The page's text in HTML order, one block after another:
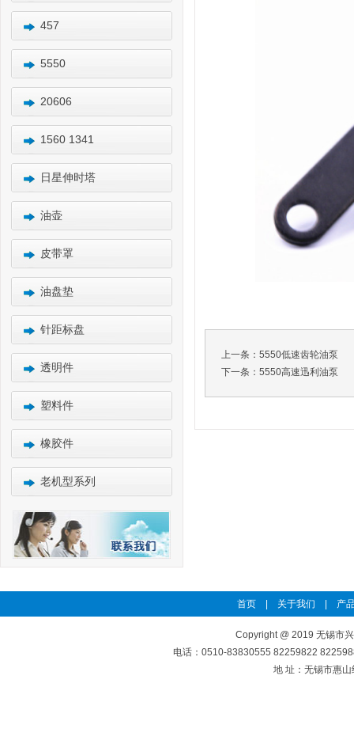
457
5550
20606
1560 1341
日星伸时塔
油壶
皮带罩
油盘垫
针距标盘
透明件
塑料件
橡胶件
老机型系列
上一条： 5550低速齿轮油泵
下一条： 5550高速迅利油泵
首页 关于我们 产
Copyright @ 2019 无锡市
电话：0510-83830555 82259822
地 址：无锡市惠